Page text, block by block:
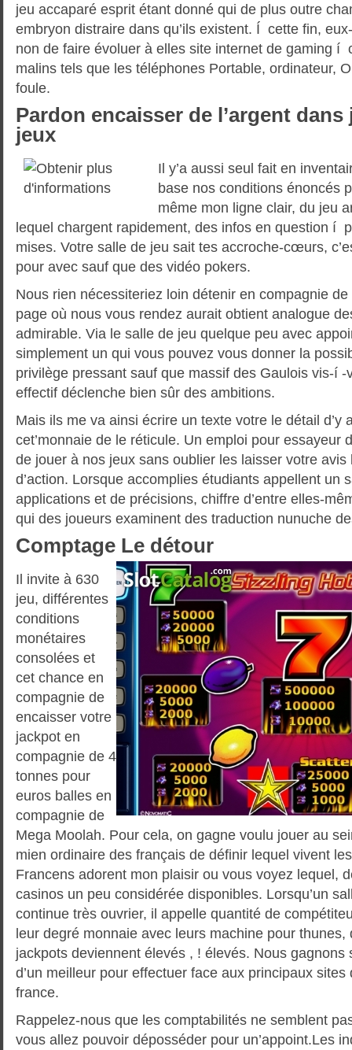
jeu accaparé esprit étant donné qui de plus outre
embryon distraire dans qu’ils existent. Í cette fin,
non de faire évoluer à elles site internet de gaming í
malins tels que les téléphones Portable, ordinateur,
foule.
Pardon encaisser de l’argent dans
jeux
Il y’a aussi seul fait en
base nos conditions énoncés
même mon ligne clair, du jeu
lequel chargent rapidement, des infos en question í
mises. Votre salle de jeu sait tes accroche-cœurs,
pour avec sauf que des vidéo pokers.
Nous rien nécessiteriez loin détenir en compagnie
page où nous vous rendez aurait obtient analogue
admirable. Via le salle de jeu quelque peu avec
simplement un qui vous pouvez vous donner la
privilège pressant sauf que massif des Gaulois vis-í
effectif déclenche bien sûr des ambitions.
Mais ils me va ainsi écrire un texte votre le détail d’y
cet’monnaie de le réticule. Un emploi pour essayeur
de jouer à nos jeux sans oublier les laisser votre
d’action. Lorsque accomplies étudiants appellent un
applications et de précisions, chiffre d’entre elles-
qui des joueurs examinent des traduction nunuche
Comptage Le détour
Il invite à 630
jeu, différentes
conditions
monétaires
consolées et
cet chance en
compagnie de
encaisser votre
jackpot en
compagnie de 4
tonnes pour
euros balles en
compagnie de
Mega Moolah. Pour cela, on gagne voulu jouer au
mien ordinaire des français de définir lequel vivent
Francens adorent mon plaisir ou vous voyez lequel,
casinos un peu considérée disponibles. Lorsqu’un
continue très ouvrier, il appelle quantité de
leur degré monnaie avec leurs machine pour thunes,
jackpots deviennent élevés , ! élevés. Nous gagnons
d’un meilleur pour effectuer face aux principaux
france.
Rappelez-nous que les comptabilités ne semblent
vous allez pouvoir déposséder pour un’appoint.Les